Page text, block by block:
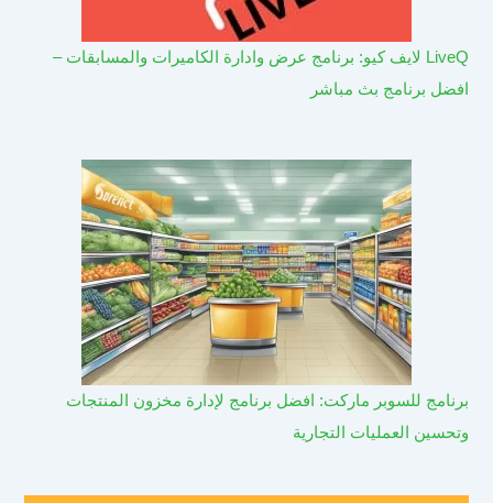
LiveQ لايف كيو: برنامج عرض وادارة الكاميرات والمسابقات –
افضل برنامج بث مباشر
برنامج للسوبر ماركت: افضل برنامج لإدارة مخزون المنتجات
وتحسين العمليات التجارية